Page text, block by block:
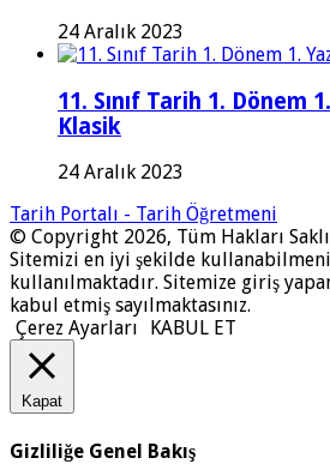
24 Aralık 2023
11. Sınıf Tarih 1. Dönem
Klasik
24 Aralık 2023
Tarih Portalı - Tarih Öğretmeni
© Copyright 2026, Tüm Hakları
Sitemizi en iyi şekilde
kullanılmaktadır. Sitemize giriş
kabul etmiş sayılmaktasınız.
Çerez Ayarları
KABUL ET
Kapat
Gizliliğe Genel Bakış